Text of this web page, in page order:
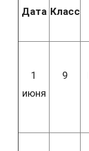
Дата Класс
1
июня
9